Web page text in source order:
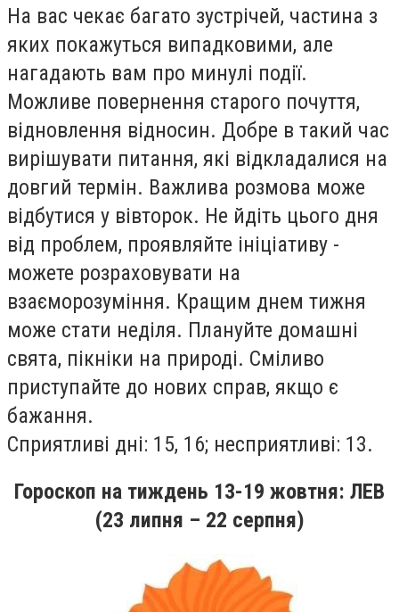
На вас чекає багато зустрiчей, частина з
яких покажуться випадковими, але
нагадають вам про минулi подiї.
Можливе повернення старого почуття,
вiдновлення вiдносин. Добре в такий час
вирiшувати питання, якi вiдкладалися на
довгий термiн. Важлива розмова може
вiдбутися у вiвторок. Не йдiть цього дня
вiд проблем, проявляйте iнiцiативу -
можете розраховувати на
взаєморозумiння. Кращим днем тижня
може стати недiля. Плануйте домашнi
свята, пiкнiки на природi. Смiливо
приступайте до нових справ, якщо є
бажання.
Сприятливi днi: 15, 16; несприятливi: 13.
Гороскоп на тиждень 13-19 жовтня: ЛЕВ
(23 липня – 22 серпня)